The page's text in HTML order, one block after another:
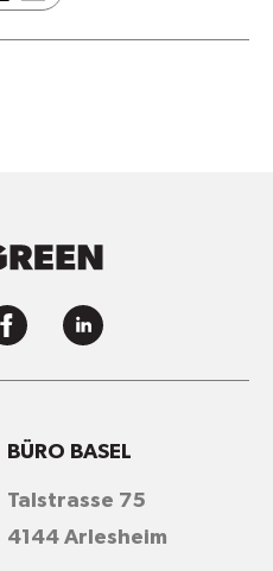
BÜRO BASEL
Talstrasse 75
4144 Arlesheim